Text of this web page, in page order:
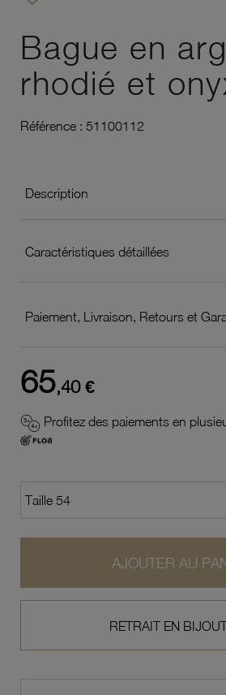
Bague en
rhodié et
Référence : 51100112
Description
Caractéristiques détaillées
Paiement, Livraison, Retours et
65,40 €
Profitez des paiements en
AJOUTER AU
RETRAIT EN